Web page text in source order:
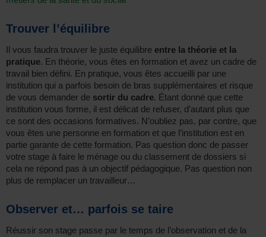
Trouver l’équilibre
Il vous faudra trouver le juste équilibre entre la théorie et la
pratique. En théorie, vous êtes en formation et avez un cadre de
travail bien défini. En pratique, vous êtes accueilli par une
institution qui a parfois besoin de bras supplémentaires et risque
de vous demander de sortir du cadre. Étant donné que cette
institution vous forme, il est délicat de refuser, d’autant plus que
ce sont des occasions formatives. N’oubliez pas, par contre, que
vous êtes une personne en formation et que l’institution est en
partie garante de cette formation. Pas question donc de passer
votre stage à faire le ménage ou du classement de dossiers si
cela ne répond pas à un objectif pédagogique. Pas question non
plus de remplacer un travailleur…
Observer et… parfois se taire
Réussir son stage passe par le temps de l’observation et de la